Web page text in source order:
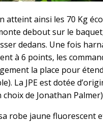
ainsi les 70 Kg
debout sur le
dedans. Une fois
à 6 points, les
la place pour
La JPE est dotée
de Jonathan
robe jaune fluorescent